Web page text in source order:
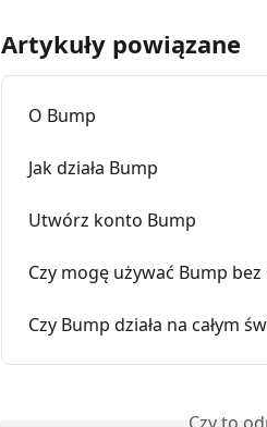
Artykuły powiązane
O Bump
Jak działa Bump
Utwórz konto Bump
Czy mogę używać Bump
Czy Bump działa na całym